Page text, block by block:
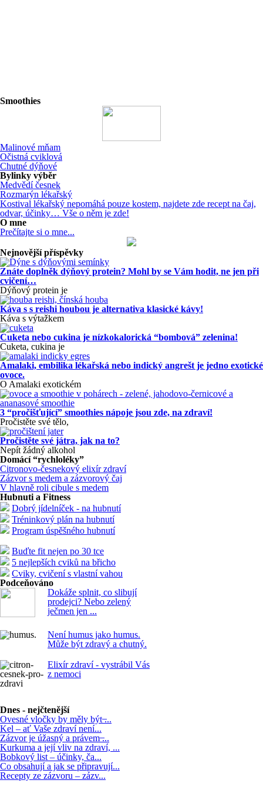
Smoothies
Malinové mňam
Očistná cviklová
Chutné dýňové
Bylinky výběr
Medvědí česnek
Rozmarýn lékařský
Kostival lékařský nepomáhá pouze kostem, najdete zde recept na čaj,
odvar, účinky… Vše o něm je zde!
O mne
Prečítajte si o mne...
Nejnovější příspěvky
Znáte doplněk dýňový protein? Mohl by se Vám hodit, ne jen při
cvičení…
Dýňový protein je
Káva s s reishi houbou je alternativa klasické kávy!
Káva s výtažkem
Cuketa nebo cukina je nízkokalorická “bombová” zelenina!
Cuketa, cukina je
Amalaki, embilika lékařská nebo indický angrešt je jedno exotické
ovoce.
O Amalaki exotickém
3 “pročišťující” smoothies nápoje jsou zde, na zdraví!
Pročistěte své tělo,
Pročistěte své játra, jak na to?
Nepít žádný alkohol
Domácí “rychloléky”
Citronovo-česnekový elixír zdraví
Zázvor s medem a zázvorový čaj
V hlavně roli cibule s medem
Hubnuti a Fitness
Dobrý jídelníček - na hubnutí
Tréninkový plán na hubnutí
Program úspěšného hubnutí
Buďte fit nejen po 30 tce
5 nejlepších cviků na břicho
Cviky, cvičení s vlastní vahou
Podceňováno
Dokáže splnit, co slibují
prodejci? Nebo zelený
ječmen jen ...
Není humus jako humus.
Může být zdravý a chutný.
Elixír zdraví - vystrábil Vás
z nemoci
Dnes - nejčtenější
Ovesné vločky by měly být ̶...
Kel – ať Vaše zdraví není...
Zázvor je úžasný a právem ̶...
Kurkuma a její vliv na zdraví, ...
Bobkový list – účinky, ča...
Co obsahují a jak se připravují...
Recepty ze zázvoru – zázv...